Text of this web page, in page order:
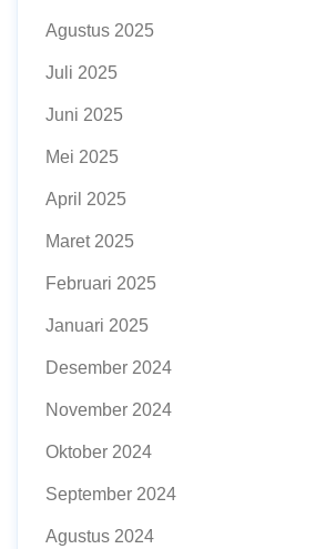
Agustus 2025
Juli 2025
Juni 2025
Mei 2025
April 2025
Maret 2025
Februari 2025
Januari 2025
Desember 2024
November 2024
Oktober 2024
September 2024
Agustus 2024